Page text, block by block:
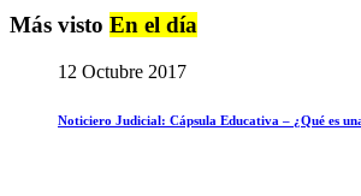
Más visto En el día
12 Octubre 2017
Noticiero Judicial: Cápsula Educativa – ¿Qué es